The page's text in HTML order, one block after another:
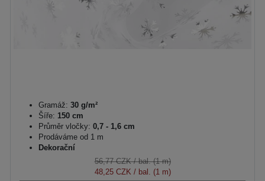
Gramáž: 30 g/m²
Šíře: 150 cm
Průměr vločky: 0,7 - 1,6 cm
Prodáváme od 1 m
Dekorační
56,77 CZK/ bal. (1 m)
48,25 CZK / bal. (1 m)